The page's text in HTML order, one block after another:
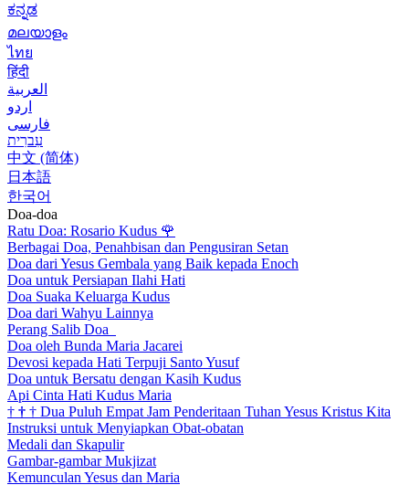
ಕನ್ನಡ
മലയാളം
ไทย
हिंदी
العربية
اردو
فارسی
עִברִית
中文 (简体)
日本語
한국어
Doa-doa
Ratu Doa: Rosario Kudus 🌹
Berbagai Doa, Penahbisan dan Pengusiran Setan
Doa dari Yesus Gembala yang Baik kepada Enoch
Doa untuk Persiapan Ilahi Hati
Doa Suaka Keluarga Kudus
Doa dari Wahyu Lainnya
Perang Salib Doa
Doa oleh Bunda Maria Jacarei
Devosi kepada Hati Terpuji Santo Yusuf
Doa untuk Bersatu dengan Kasih Kudus
Api Cinta Hati Kudus Maria
† † † Dua Puluh Empat Jam Penderitaan Tuhan Yesus Kristus Kita
Instruksi untuk Menyiapkan Obat-obatan
Medali dan Skapulir
Gambar-gambar Mukjizat
Kemunculan Yesus dan Maria